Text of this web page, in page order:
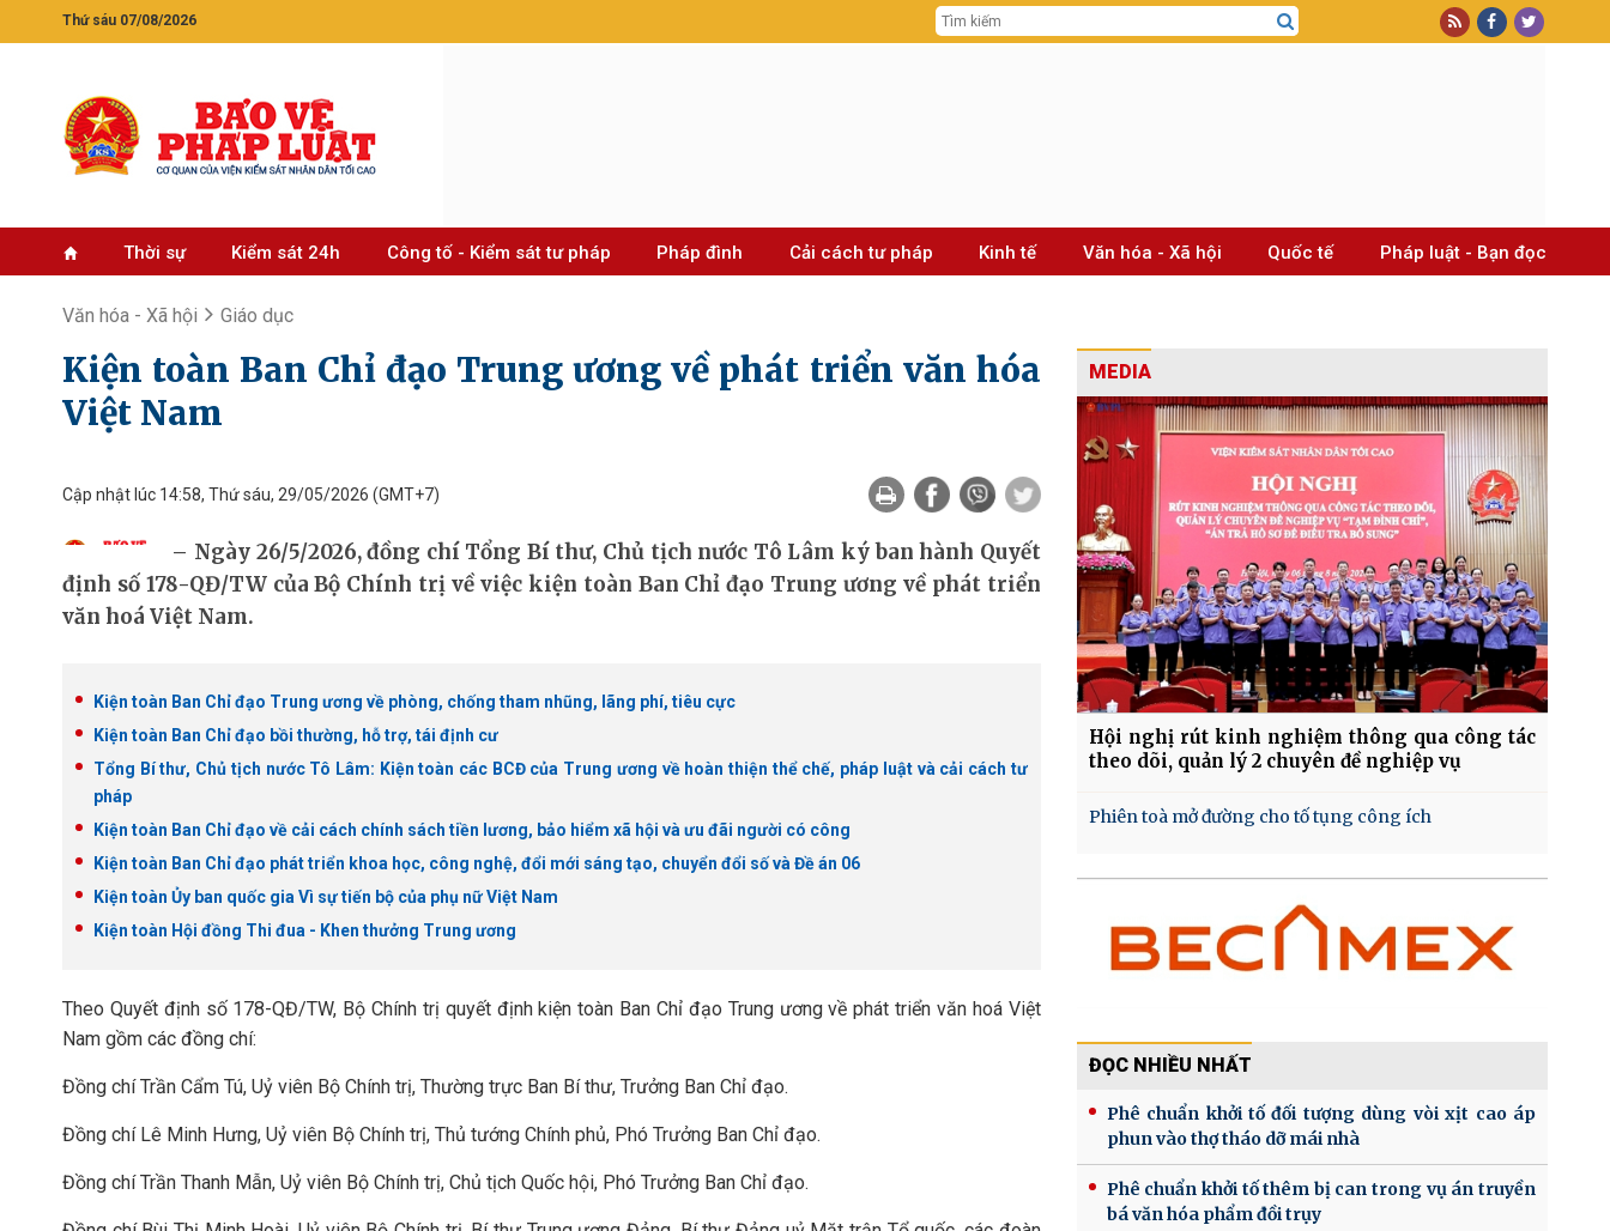
Thứ sáu 07/08/2026
Thời sự Kiểm sát 24h Công tố - Kiểm sát tư pháp Pháp đình Cải cách tư pháp Kinh tế Văn hóa - Xã hội Quốc tế Pháp luật - Bạn đọc
Văn hóa - Xã hội Giáo dục
Kiện toàn Ban Chỉ đạo Trung ương về phát triển văn hóa
Việt Nam
Cập nhật lúc 14:58, Thứ sáu, 29/05/2026 (GMT+7)
Ngày 26/5/2026, đồng chí Tổng Bí thư, Chủ tịch nước Tô Lâm ký ban hành Quyết
định số 178-QĐ/TW của Bộ Chính trị về việc kiện toàn Ban Chỉ đạo Trung ương về phát triển
văn hoá Việt Nam.
Kiện toàn Ban Chỉ đạo Trung ương về phòng, chống tham nhũng, lãng phí, tiêu cực
Kiện toàn Ban Chỉ đạo bồi thường, hỗ trợ, tái định cư
Tổng Bí thư, Chủ tịch nước Tô Lâm: Kiện toàn các BCĐ của Trung ương về hoàn thiện thể chế, pháp luật và cải cách tư
pháp
Kiện toàn Ban Chỉ đạo về cải cách chính sách tiền lương, bảo hiểm xã hội và ưu đãi người có công
Kiện toàn Ban Chỉ đạo phát triển khoa học, công nghệ, đổi mới sáng tạo, chuyển đổi số và Đề án 06
Kiện toàn Ủy ban quốc gia Vì sự tiến bộ của phụ nữ Việt Nam
Kiện toàn Hội đồng Thi đua - Khen thưởng Trung ương
Theo Quyết định số 178-QĐ/TW, Bộ Chính trị quyết định kiện toàn Ban Chỉ đạo Trung ương về phát triển văn hoá Việt
Nam gồm các đồng chí:
Đồng chí Trần Cẩm Tú, Uỷ viên Bộ Chính trị, Thường trực Ban Bí thư, Trưởng Ban Chỉ đạo.
Đồng chí Lê Minh Hưng, Uỷ viên Bộ Chính trị, Thủ tướng Chính phủ, Phó Trưởng Ban Chỉ đạo.
Đồng chí Trần Thanh Mẫn, Uỷ viên Bộ Chính trị, Chủ tịch Quốc hội, Phó Trưởng Ban Chỉ đạo.
MEDIA
Hội nghị rút kinh nghiệm thông qua công tác
theo dõi, quản lý 2 chuyên đề nghiệp vụ
Phiên toà mở đường cho tố tụng công ích
ĐỌC NHIỀU NHẤT
Phê chuẩn khởi tố đối tượng dùng vòi xịt cao áp
phun vào thợ tháo dỡ mái nhà
Phê chuẩn khởi tố thêm bị can trong vụ án truyền
bá văn hóa phẩm đồi trụy